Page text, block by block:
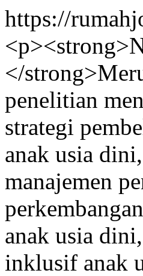
https://
</
penelitian
strategi
anak usia
manajemen
anak usia
inklusif anak